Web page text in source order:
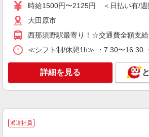
派遣社員
株式会社kotrio /●UT-H-2067124
大田原市≫家庭的でこぢ
家事サポートなど
時給1500円〜2125円
通費全支給(ガソリン代含
大田原市内多数 マイ
派遣社員
株式会社kotrio /●UT-H-2086493
時給1500円〜2125円 ＜日払い有/週
大田原市
西那須野駅最寄り！☆交通費全額支
≪シフト制/休憩1h≫ ・7:30〜16:30
詳細を見る
派遣社員